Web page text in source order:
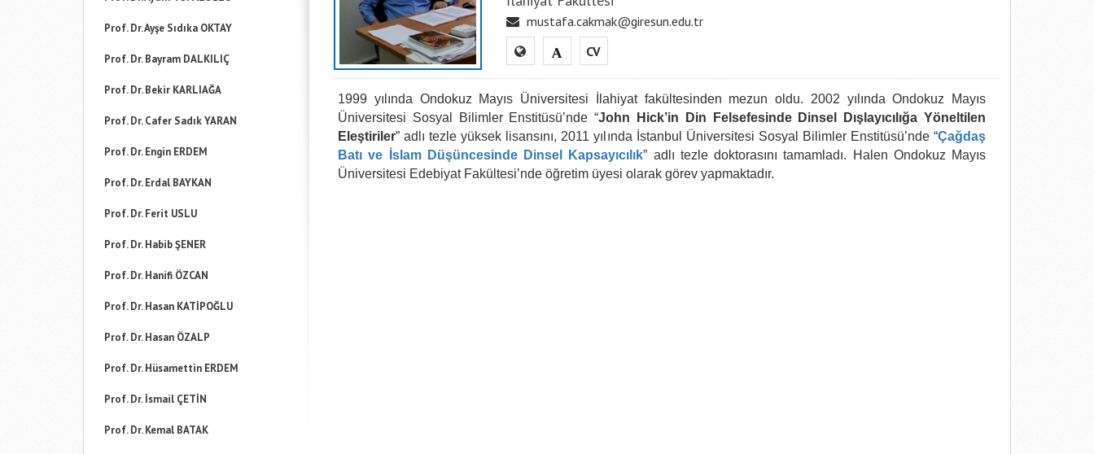
Prof. Dr. Ayşe Sıdıka OKTAY
Prof. Dr. Bayram DALKILIÇ
Prof. Dr. Bekir KARLIAĞA
Prof. Dr. Cafer Sadık YARAN
Prof. Dr. Engin ERDEM
Prof. Dr. Erdal BAYKAN
Prof. Dr. Ferit USLU
Prof. Dr. Habib ŞENER
Prof. Dr. Hanifi ÖZCAN
Prof. Dr. Hasan KATİPOĞLU
Prof. Dr. Hasan ÖZALP
Prof. Dr. Hüsamettin ERDEM
Prof. Dr. İsmail ÇETİN
Prof. Dr. Kemal BATAK
mustafa.cakmak@giresun.edu.tr
CV
1999 yılında Ondokuz Mayıs Üniversitesi İlahiyat fakültesinden mezun oldu. 2002 yılında Ondokuz Mayıs
Üniversitesi Sosyal Bilimler Enstitüsü’nde “John Hick’in Din Felsefesinde Dinsel Dışlayıcılığa Yöneltilen
Eleştiriler” adlı tezle yüksek lisansını, 2011 yılında İstanbul Üniversitesi Sosyal Bilimler Enstitüsü’nde “Çağdaş
Batı ve İslam Düşüncesinde Dinsel Kapsayıcılık” adlı tezle doktorasını tamamladı. Halen Ondokuz Mayıs
Üniversitesi Edebiyat Fakültesi’nde öğretim üyesi olarak görev yapmaktadır.